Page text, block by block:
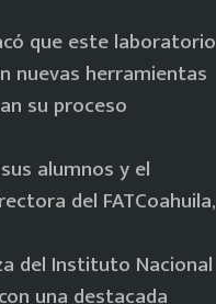
que este laboratorio
nuevas herramientas
su proceso
alumnos y el
del FATCoahuila,
del Instituto Nacional
una destacada